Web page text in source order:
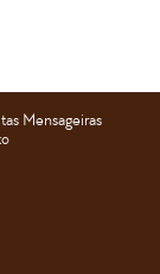
Mensageiras